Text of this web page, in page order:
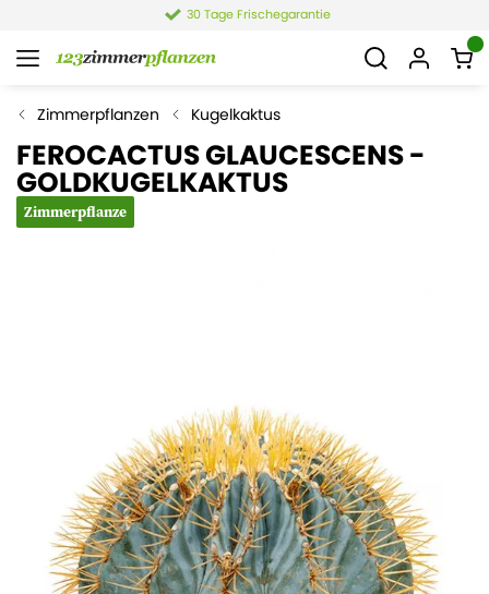
30 Tage Frischegarantie
Zimmerpflanzen Kugelkaktus
FEROCACTUS GLAUCESCENS -
GOLDKUGELKAKTUS
Zimmerpflanze